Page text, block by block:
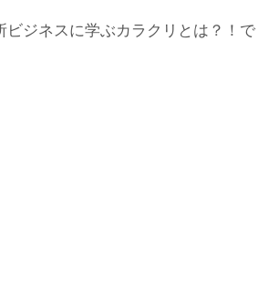
ビジネスに学ぶカラクリとは？！で